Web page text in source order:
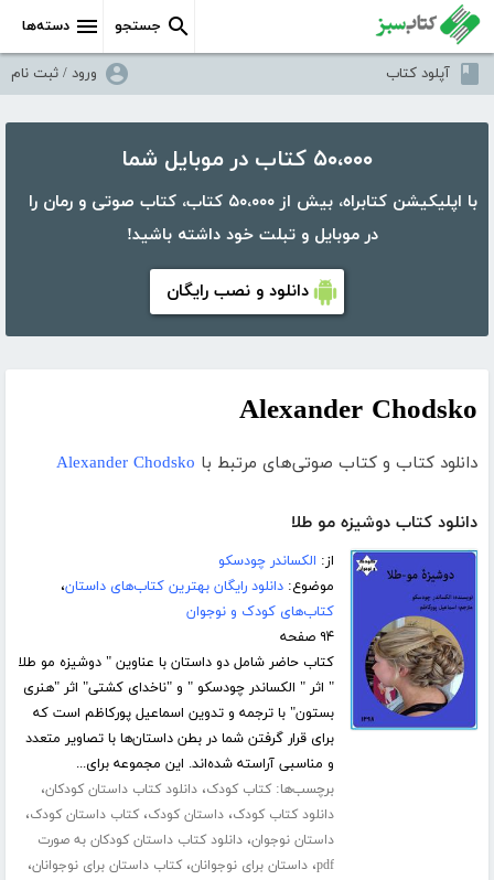
دسته‌ها جستجو
آپلود کتاب ورود / ثبت نام
۵۰،۰۰۰ کتاب در موبایل شما
با اپلیکیشن کتابراه، بیش از ۵۰،۰۰۰ کتاب، کتاب صوتی و رمان را
در موبایل و تبلت خود داشته باشید!
دانلود و نصب رایگان
Alexander Chodsko
دانلود کتاب و کتاب صوتی‌های مرتبط با Alexander Chodsko
دانلود کتاب دوشیزه مو طلا
از: الکساندر چودسکو
موضوع:دانلود رایگان بهترین کتاب‌های داستان،
کتاب‌های کودک و نوجوان
۹۴ صفحه
کتاب حاضر شامل دو داستان با عناوین " دوشیزه مو طلا
" اثر " الکساندر چودسکو " و "ناخدای کشتی" اثر "هنری
بستون" با ترجمه و تدوین اسماعیل پورکاظم است که
برای قرار گرفتن شما در بطن داستان‌ها با تصاویر متعدد
و مناسبی آراسته شده‌اند. این مجموعه برای...
برچسب‌ها:کتاب کودک،دانلود کتاب داستان کودکان،
دانلود کتاب کودک،داستان کودک،کتاب داستان کودک،
داستان نوجوان،دانلود کتاب داستان کودکان به صورت
pdf،داستان برای نوجوانان،کتاب داستان برای نوجوانان،